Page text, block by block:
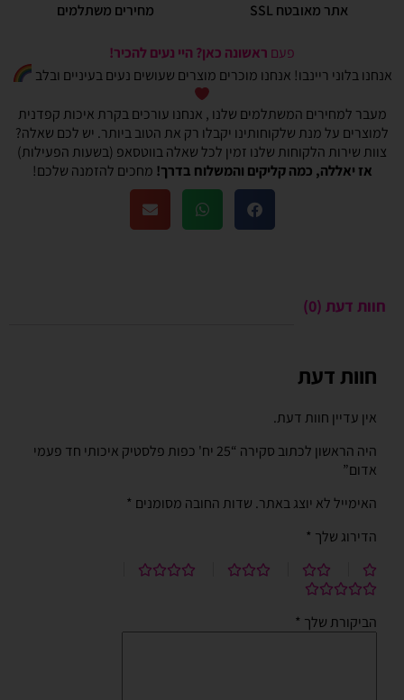
אתר מאובטח SSL מחירים משתלמים
פעם ראשונה כאן? היי נעים להכיר!
אנחנו בלוני ריינבו! אנחנו מוכרים מוצרים שעושים נעים בעיניים ובלב
מעבר למחירים המשתלמים שלנו , אנחנו עורכים בקרת איכות קפדנית
למוצרים על מנת שלקוחותינו יקבלו רק את הטוב ביותר. יש לכם שאלה?
צוות שירות הלקוחות שלנו זמין לכל שאלה בווטסאפ (בשעות הפעילות)
אז יאללה, כמה קליקים והמשלוח בדרך! מחכים להזמנה שלכם!
חוות דעת (0)
חוות דעת
אין עדיין חוות דעת.
היה הראשון לכתוב סקירה “25 יח' כפות פלסטיק איכותי חד פעמי
אדום”
האימייל לא יוצג באתר. שדות החובה מסומנים *
הדירוג שלך *
הביקורת שלך *